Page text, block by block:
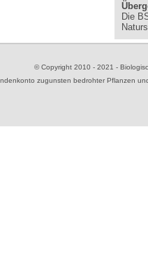
Die
© Copyright 2010 - 2021 -
zugunsten bedrohter Pflanzen